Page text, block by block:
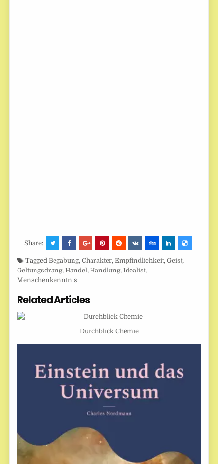
Share:
Tagged Begabung,Charakter,Empfindlichkeit,Geist,
Geltungsdrang, Handel, Handlung,Idealist,
Menschenkenntnis
Related Articles
Durchblick Chemie